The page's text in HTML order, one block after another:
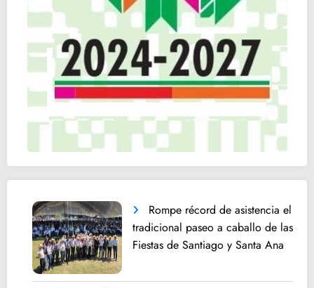
Rompe récord de asistencia el
tradicional paseo a caballo de las
Fiestas de Santiago y Santa Ana